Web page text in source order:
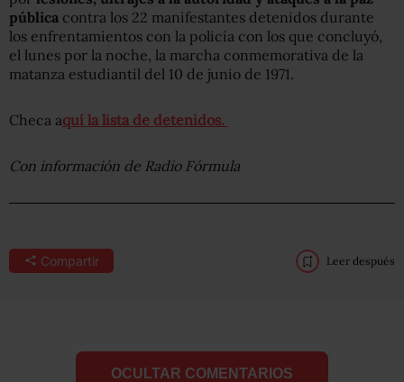
pública contra los 22 manifestantes detenidos durante
los enfrentamientos con la policía con los que concluyó,
el lunes por la noche, la marcha conmemorativa de la
matanza estudiantil del 10 de junio de 1971.
Checa aquí la lista de detenidos.
Con información de Radio Fórmula
Compartir Leer después
OCULTAR COMENTARIOS